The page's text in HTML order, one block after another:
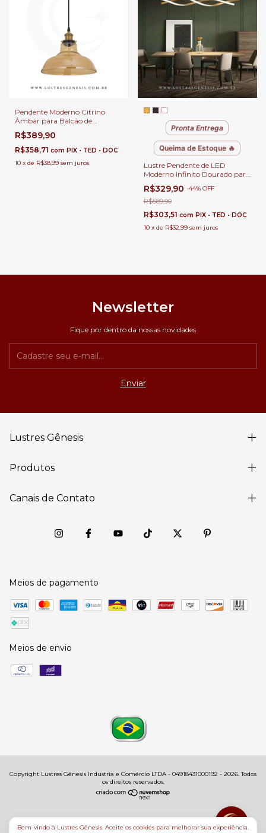
Bem-vindo à Lustres Gênesis. Aceite os cookies para melhorar sua experiência.
Pendente Moderno Citrino
Âmbar para Balcão de
Cozinha, Quartos e Lavabo -
GMH o P-CITRINO-AMBAR
R$389,90
R$358,71 com PIX • TED • DOC
10 x de R$38,99 sem juros
Pronta Entrega
Queima de Estoque 🔥
Lustre Pendente de LED
Moderno Infinito Dourado para
Sala de Jantar, Quartos, Sala de
Estar e Escritórios
R$329,90 -44% OFF
R$589,90
R$303,51 com PIX • TED • DOC
10 x de R$32,99 sem juros
Newsletter
Fique por dentro da nossas novidades
Lustres Gênesis
Produtos
Canais de Contato
Meios de pagamento
Meios de envio
Copyright Lustres Gênesis Industria e Comércio LTDA - 04918431000192 - 2026. Todos
os direitos reservados.